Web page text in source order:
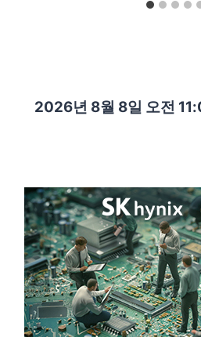
2026년 8월 8일 오전